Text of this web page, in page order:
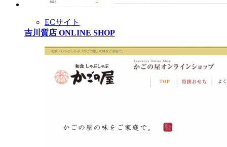
ECサイト
吉川質店 ONLINE SHOP